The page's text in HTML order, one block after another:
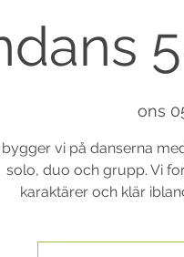
ons
vi på danserna
solo, duo och grupp. Vi
karaktärer och klär